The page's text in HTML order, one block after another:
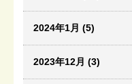
2024年1月 (5)
2023年12月 (3)